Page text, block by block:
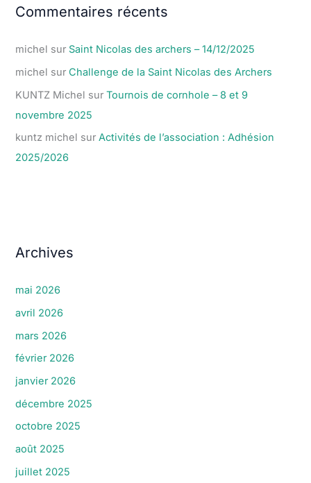
Commentaires récents
michel sur Saint Nicolas des archers – 14/12/2025
michel sur Challenge de la Saint Nicolas des Archers
KUNTZ Michel surTournois de cornhole – 8 et 9
novembre 2025
kuntz michel surActivités de l’association : Adhésion
2025/2026
Archives
mai 2026
avril 2026
mars 2026
février 2026
janvier 2026
décembre 2025
octobre 2025
août 2025
juillet 2025